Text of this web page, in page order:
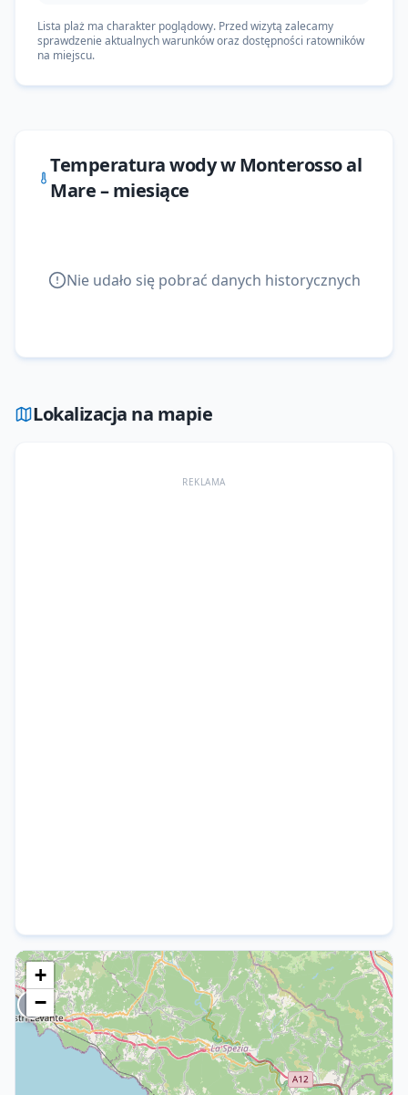
Lista plaż ma charakter poglądowy. Przed wizytą zalecamy
sprawdzenie aktualnych warunków oraz dostępności ratowników
na miejscu.
Temperatura wody wMonterosso al
Mare– miesiące
Nie udało się pobrać danych historycznych
Lokalizacja na mapie
REKLAMA
--
+
−